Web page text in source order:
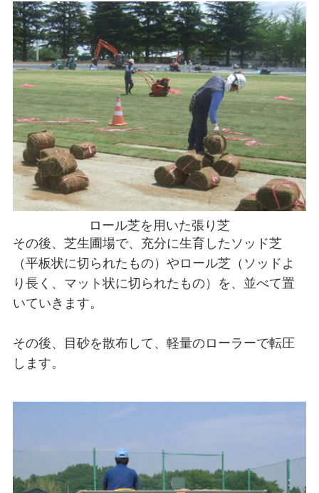
ロール芝を用いた張り芝
その後、芝生圃場で、充分に生育したソッド芝
（平板状に切られたもの）やロール芝（ソッドよ
り長く、マット状に切られたもの）を、並べて置
いていきます。
その後、目砂を散布して、軽量のローラーで転圧
します。